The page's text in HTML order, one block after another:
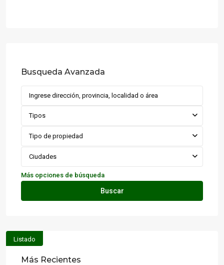
Busqueda Avanzada
Tipos
Tipo de propiedad
Ciudades
Más opciones de búsqueda
Buscar
Listado
Más Recientes